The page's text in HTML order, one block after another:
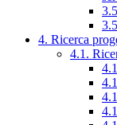
4. Ricerca
4.1.